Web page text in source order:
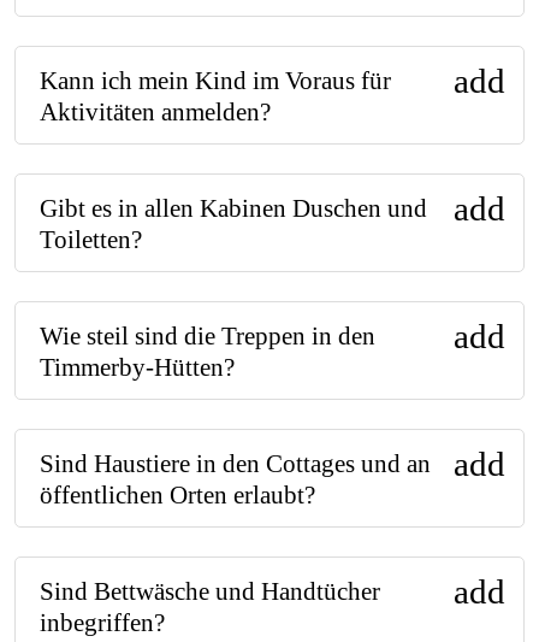
Kann ich mein Kind im Voraus für
Aktivitäten anmelden?
add
Gibt es in allen Kabinen Duschen und
Toiletten?
add
Wie steil sind die Treppen in den
Timmerby-Hütten?
add
Sind Haustiere in den Cottages und an
öffentlichen Orten erlaubt?
add
Sind Bettwäsche und Handtücher
inbegriffen?
add